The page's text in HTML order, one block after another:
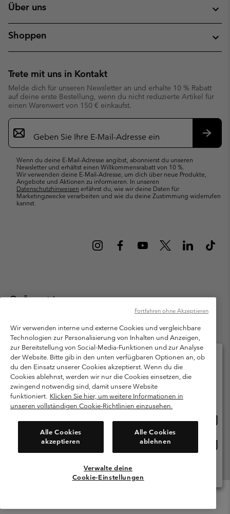
Über uns
Shoppen
Trete mit uns in Kontakt
Melde dich für unseren Newsletter an und erhalte 10 % Rabatt
auf deine erste Bestellung, wenn du nicht reduzierte Artikel für
einen Warenwert von 150 € einkaufst.
Newsletter-
Anmeldung
Wenn du deine E-Mail-Adresse angibst, abonnierst du unseren
Newsletter und erhältst einen Willkommensrabatt von 10 %.
Wir verwenden deine E-Mail-Adresse, um dich über neue Produkte,
Angebote und Aktionen zu informieren. In unseren
Datenschutzhinweisen erfährst du, wie wir deine Daten für
Marketingzwecke verarbeiten und wie du deine Zustimmung widerrufen
kannst.
Österreich
Columbia Sportswear Austria GmbH. Moosfeldstraße 1, 5101
Bergheim, Salzburg Österreich. Alle Rechte vorbehalten.
Nutzungsbedingungen
Allgemeine Verkaufsbedingungen
Garantie
Datenschutzerklärung
Bestimmungen und Bedingungen des Mitglieder Programms
Nutzungsbedingungen Für Nutzergenerierte Inhalte
Cookies
Kundenservice: Mo- Fr. 9:00 - 13:00 & 14:00- 18:00 Uhr
(+)43720880525
Wir verwenden interne und externe Cookies und vergleichbare
Technologien zur Personalisierung von Inhalten und Anzeigen,
zur Bereitstellung von Social-Media-Funktionen und zur Analyse
der Website. Bitte gib in den unten verfügbaren Optionen an, ob
du den Einsatz unserer Cookies akzeptierst. Wenn du die
Cookies ablehnst, werden wir nur die Cookies einsetzen, die
zwingend notwendig sind, damit unsere Website
funktioniert. Klicken Sie hier, um weitere Informationen in
unseren vollständigen Cookie-Richtlinien einzusehen.
Alle Cookies
akzeptieren
Alle Cookies
ablehnen
Verwalte deine
Cookie-Einstellungen
Fortfahren ohne Akzeptieren
Bitte wählen Sie Ihr Lieferland und Ihre Sprache
Online-Einkauf verfügbar
Österreich
Alle Länder Anzeigen